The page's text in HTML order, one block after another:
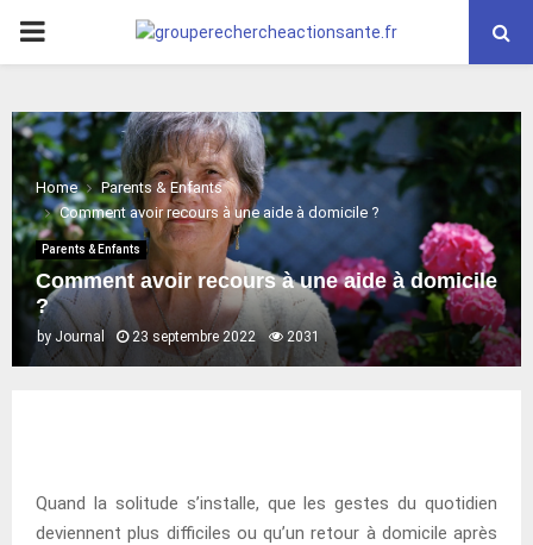
PRIMARY
Home
Parents & Enfants
Comment avoir recours à une aide à domicile ?
Parents & Enfants
Comment avoir recours à une aide à domicile
?
by Journal 23 septembre 2022 2031
Quand la solitude s’installe, que les gestes du quotidien
deviennent plus difficiles ou qu’un retour à domicile après